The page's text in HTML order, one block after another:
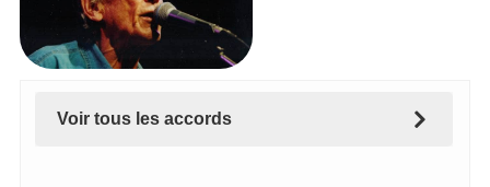
Voir tous les accords